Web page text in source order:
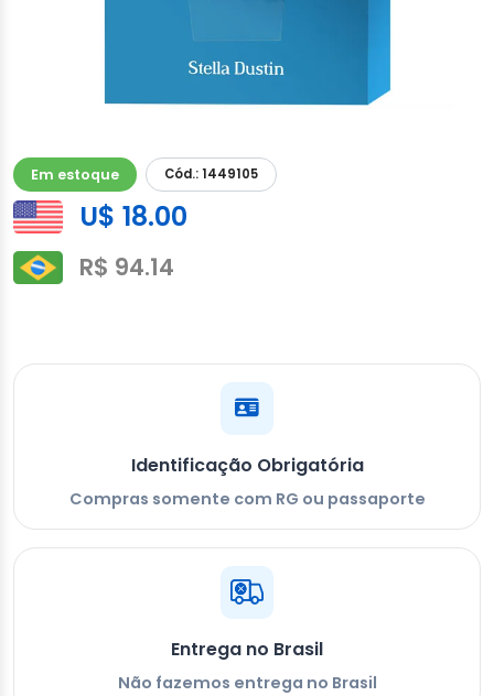
Em estoque Cód.: 1449105
U$ 18.00
R$ 94.14
Identificação Obrigatória
Compras somente com RG ou passaporte
Entrega no Brasil
Não fazemos entrega no Brasil